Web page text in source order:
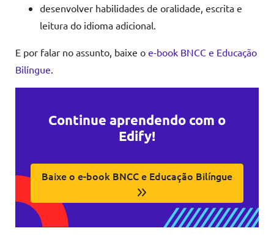
desenvolver habilidades de oralidade, escrita e
leitura do idioma adicional.
E por falar no assunto, baixe o e-book BNCC e Educação
Bilíngue
Continue aprendendo com o
Edify!
Baixe o e-book BNCC e Educação Bilíngue